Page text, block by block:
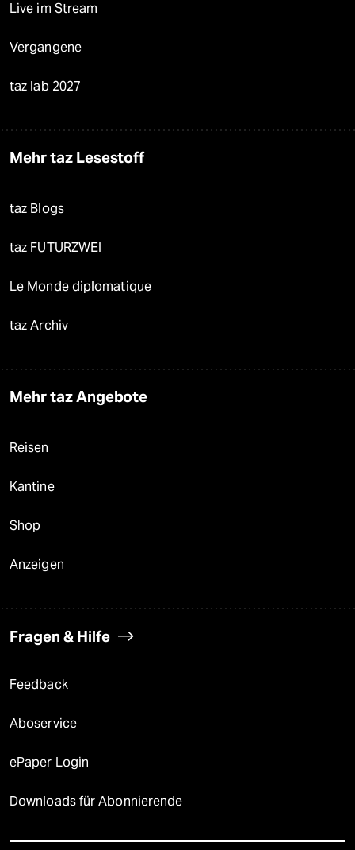
Live im Stream
Vergangene
taz lab 2027
Mehr taz Lesestoff
taz Blogs
taz FUTURZWEI
Le Monde diplomatique
taz Archiv
Mehr taz Angebote
Reisen
Kantine
Shop
Anzeigen
Fragen & Hilfe
Feedback
Aboservice
ePaper Login
Downloads für Abonnierende